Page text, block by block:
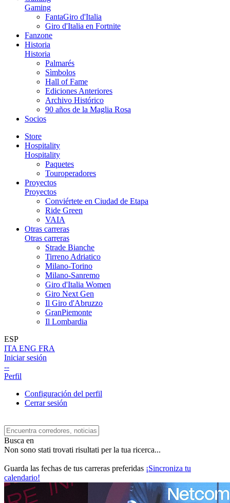
Gaming
FantaGiro d'Italia
Giro d'Italia en Fortnite
Fanzone
Historia
Historia
Palmarés
Sìmbolos
Hall of Fame
Ediciones Anteriores
Archivo Histórico
90 años de la Maglia Rosa
Socios
Store
Hospitality
Hospitality
Paquetes
Touroperadores
Proyectos
Proyectos
Conviértete en Ciudad de Etapa
Ride Green
VAIA
Otras carreras
Otras carreras
Strade Bianche
Tirreno Adriatico
Milano-Torino
Milano-Sanremo
Giro d'Italia Women
Giro Next Gen
Il Giro d'Abruzzo
GranPiemonte
Il Lombardia
ESP
ITA ENG FRA
Iniciar sesión
--
Perfil
Configuración del perfil
Cerrar sesión
Busca en
Non sono stati trovati risultati per la tua ricerca...
Guarda las fechas de tus carreras preferidas ¡Sincroniza tu
calendario!